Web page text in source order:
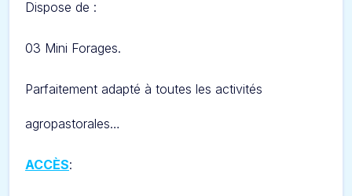
Dispose de :
03 Mini Forages.
Parfaitement adapté à toutes les activités
agropastorales…
ACCÈS: